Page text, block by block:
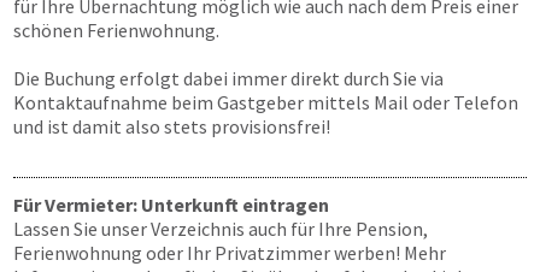
für Ihre Übernachtung möglich wie auch nach dem Preis einer
schönen Ferienwohnung.
Die Buchung erfolgt dabei immer direkt durch Sie via
Kontaktaufnahme beim Gastgeber mittels Mail oder Telefon
und ist damit also stets provisionsfrei!
Für Vermieter: Unterkunft eintragen
Lassen Sie unser Verzeichnis auch für Ihre Pension,
Ferienwohnung oder Ihr Privatzimmer werben! Mehr